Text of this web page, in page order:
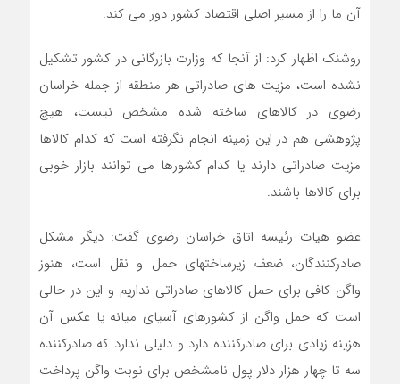
آن ما را از مسیر اصلی اقتصاد کشور دور می کند.
روشنک اظهار کرد: از آنجا که وزارت بازرگانی در کشور تشکیل
نشده است، مزیت های صادراتی هر منطقه از جمله خراسان
رضوی در کالاهای ساخته شده مشخص نیست، هیچ
پژوهشی هم در این زمینه انجام نگرفته است که کدام کالاها
مزیت صادراتی دارند یا کدام کشورها می توانند بازار خوبی
برای کالاها باشند.
عضو هیات رئیسه اتاق خراسان رضوی گفت: دیگر مشکل
صادرکنندگان، ضعف زیرساختهای حمل و نقل است، هنوز
واگن کافی برای حمل کالاهای صادراتی نداریم و این در حالی
است که حمل واگن از کشورهای آسیای میانه یا عکس آن
هزینه زیادی برای صادرکننده دارد و دلیلی ندارد که صادرکننده
سه تا چهار هزار دلار پول نامشخص برای نوبت واگن پرداخت